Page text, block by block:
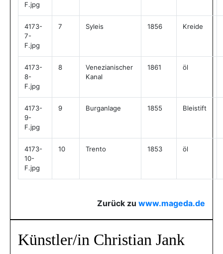
F.jpg
4173-
7-
F.jpg
7 Syleis 1856 Kreide
4173-
8-
F.jpg
8
Venezianischer
Kanal
1861 öl
4173-
9-
F.jpg
9 Burganlage 1855 Bleistift
4173-
10-
F.jpg
10 Trento 1853 öl
Zurück zu www.mageda.de
Künstler/in Christian Jank